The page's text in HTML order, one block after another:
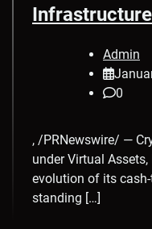
Infrastructure
Admin
0
, /PRNewswire/ —
under Virtual
evolution of its
standing […]